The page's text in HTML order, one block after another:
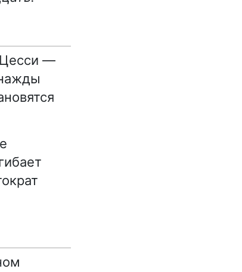
Цесси —